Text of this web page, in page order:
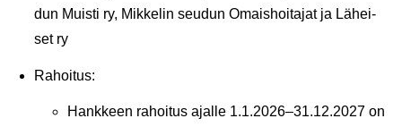
dun Muis­ti ry, Mik­ke­lin seu­dun Omais­hoi­ta­jat ja Lä­hei­
set ry
Ra­hoi­tus:
Hank­keen ra­hoi­tus ajal­le 1.1.2026–31.12.2027 on